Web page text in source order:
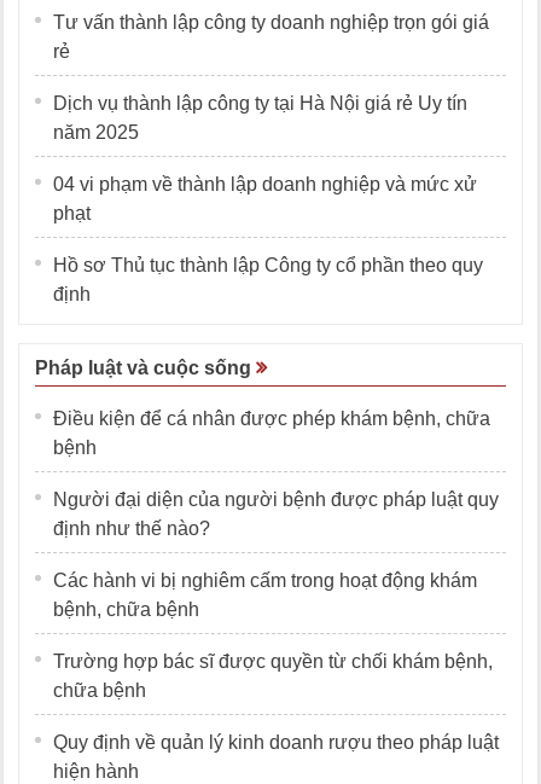
Tư vấn thành lập công ty doanh nghiệp trọn gói giá
rẻ
Dịch vụ thành lập công ty tại Hà Nội giá rẻ Uy tín
năm 2025
04 vi phạm về thành lập doanh nghiệp và mức xử
phạt
Hồ sơ Thủ tục thành lập Công ty cổ phần theo quy
định
Pháp luật và cuộc sống
Điều kiện để cá nhân được phép khám bệnh, chữa
bệnh
Người đại diện của người bệnh được pháp luật quy
định như thế nào?
Các hành vi bị nghiêm cấm trong hoạt động khám
bệnh, chữa bệnh
Trường hợp bác sĩ được quyền từ chối khám bệnh,
chữa bệnh
Quy định về quản lý kinh doanh rượu theo pháp luật
hiện hành